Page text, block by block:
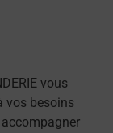
vous
vos besoins